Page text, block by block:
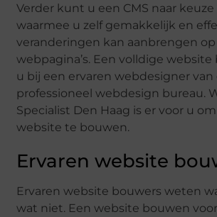
Verder kunt u een CMS naar
waarmee u zelf gemakkelijk en
veranderingen kan aanbrengen
webpagina’s. Een volldige
u bij een ervaren webdesigner van
professioneel webdesign bureau.
Specialist Den Haag is er voor u
website te bouwen.
Ervaren website
Ervaren website bouwers weten
wat niet. Een website bouwen